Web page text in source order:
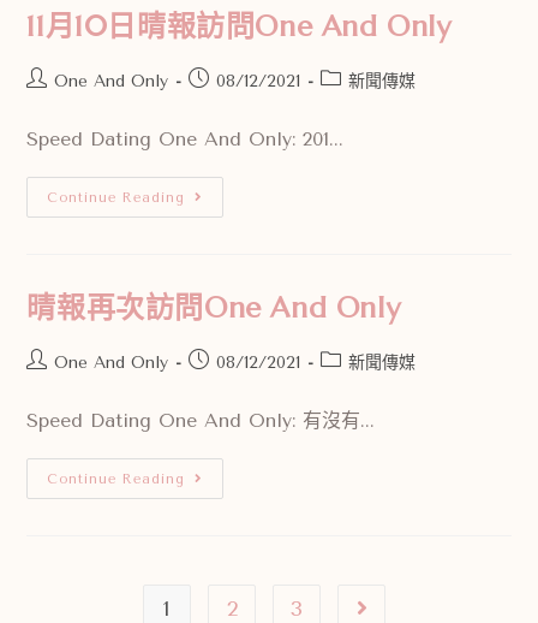
11月10日晴報訪問One And Only
One And Only 08/12/2021 新聞傳媒
Speed Dating One And Only: 201...
Continue Reading
晴報再次訪問One And Only
One And Only 08/12/2021 新聞傳媒
Speed Dating One And Only: 有沒有...
Continue Reading
1 2 3